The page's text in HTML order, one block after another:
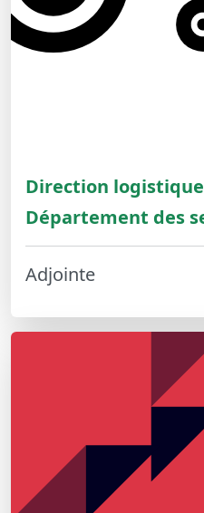
Direction logistique
Département des
Adjointe